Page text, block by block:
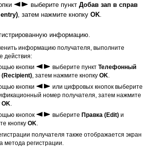
выберите пунктДобав зап в справ
, затем нажмите кнопкуOK.
информацию.
информацию получателя, выполните
действия:
кнопки
выберите пунктТелефонный
(Recipient) , затем нажмите кнопкуOK
кнопки
или цифровых кнопок выберите
номер получателя, затем нажмите
OK
кнопок
выберите Правка (Edit) и
кнопкуOK
получателя также отображается экран
метода регистрации.